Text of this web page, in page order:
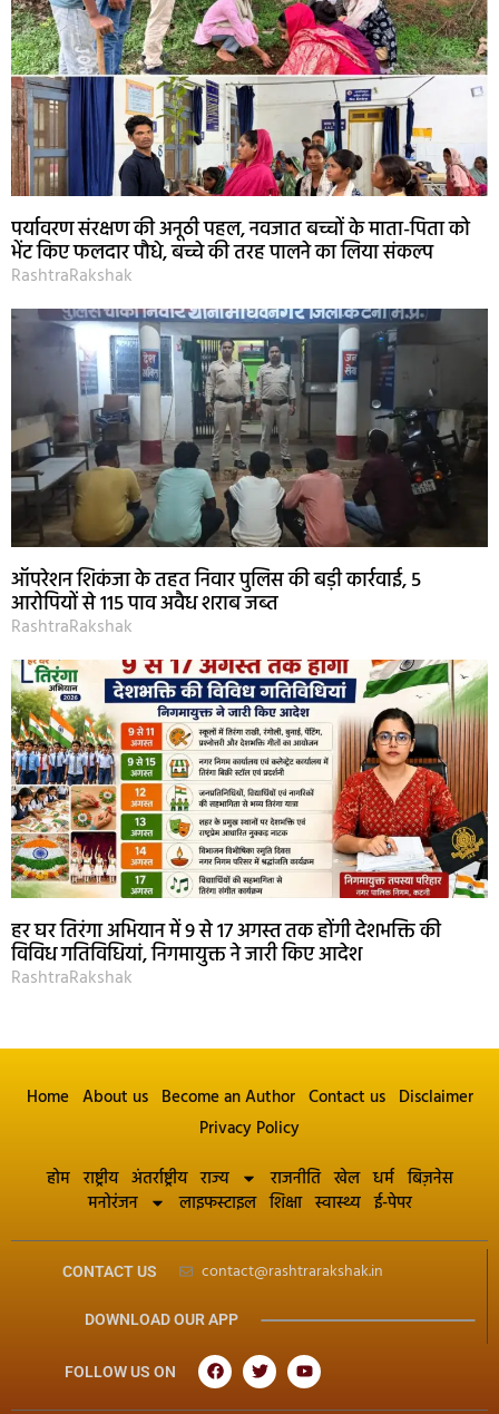
पर्यावरण संरक्षण की अनूठी पहल, नवजात बच्चों के माता-पिता को
भेंट किए फलदार पौधे, बच्चे की तरह पालने का लिया संकल्प
RashtraRakshak
ऑपरेशन शिकंजा के तहत निवार पुलिस की बड़ी कार्रवाई, 5
आरोपियों से 115 पाव अवैध शराब जब्त
RashtraRakshak
हर घर तिरंगा अभियान में 9 से 17 अगस्त तक होंगी देशभक्ति की
विविध गतिविधियां, निगमायुक्त ने जारी किए आदेश
RashtraRakshak
Home About us Become an Author Contact us Disclaimer
Privacy Policy
होम राष्ट्रीय अंतर्राष्ट्रीय राज्य राजनीति खेल धर्म बिज़नेस
मनोरंजन
लाइफस्टाइल शिक्षा स्वास्थ्य ई-पेपर
CONTACT US contact@rashtrarakshak.in
DOWNLOAD OUR APP
FOLLOW US ON